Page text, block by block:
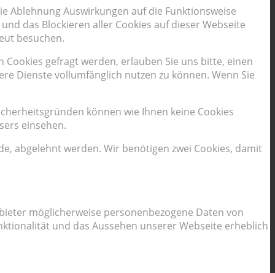
Ablehnung Auswirkungen auf die Funktionsweise
das Blockieren aller Cookies auf dieser Webseite
besuchen.
gefragt werden, erlauben Sie uns bitte, einen
Dienste vollumfänglich nutzen zu können. Wenn Sie
können wie Ihnen keine Cookies
einsehen.
abgelehnt werden. Wir benötigen zwei Cookies, damit
möglicherweise personenbezogene Daten von
und das Aussehen unserer Webseite erheblich